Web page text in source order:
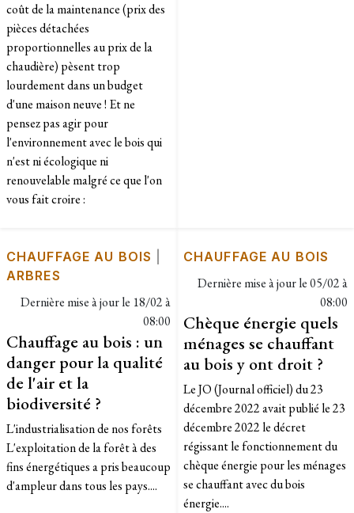
coût de la maintenance (prix des
pièces détachées
proportionnelles au prix de la
chaudière) pèsent trop
lourdement dans un budget
d'une maison neuve ! Et ne
pensez pas agir pour
l'environnement avec le bois qui
n'est ni écologique ni
renouvelable malgré ce que l'on
vous fait croire :
CHAUFFAGE AU BOIS
ARBRES
Dernière mise à jour le 18/02 à
08:00
Chauffage au bois : un
danger pour la qualité
de l'air et la
biodiversité ?
L'industrialisation de nos forêts
L'exploitation de la forêt à des
fins énergétiques a pris beaucoup
d'ampleur dans tous les pays....
CHAUFFAGE AU BOIS
Dernière mise à jour le05/02 à
08:00
Chèque énergie quels
ménages se chauffant
au bois y ont droit ?
Le JO (Journal officiel) du 23
décembre 2022 avait publié le 23
décembre 2022 le décret
régissant le fonctionnement du
chèque énergie pour les ménages
se chauffant avec du bois
énergie....